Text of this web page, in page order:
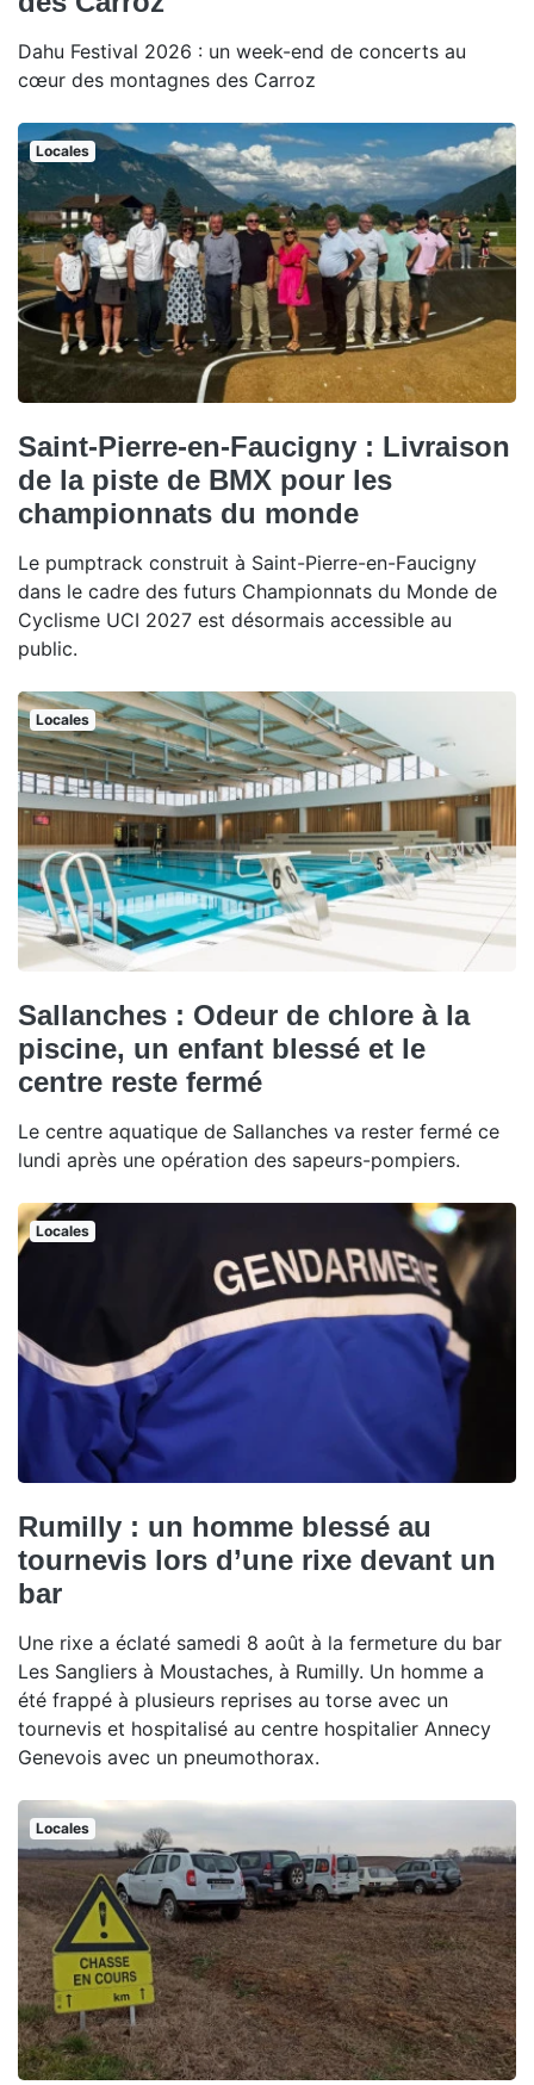
Dahu Festival 2026 : un week-end de concerts au
cœur des montagnes des Carroz
Locales
Saint-Pierre-en-Faucigny : Livraison
de la piste de BMX pour les
championnats du monde
Le pumptrack construit à Saint-Pierre-en-Faucigny
dans le cadre des futurs Championnats du Monde de
Cyclisme UCI 2027 est désormais accessible au
public.
Locales
Sallanches : Odeur de chlore à la
piscine, un enfant blessé et le
centre reste fermé
Le centre aquatique de Sallanches va rester fermé ce
lundi après une opération des sapeurs-pompiers.
Locales
Rumilly : un homme blessé au
tournevis lors d’une rixe devant un
bar
Une rixe a éclaté samedi 8 août à la fermeture du bar
Les Sangliers à Moustaches, à Rumilly. Un homme a
été frappé à plusieurs reprises au torse avec un
tournevis et hospitalisé au centre hospitalier Annecy
Genevois avec un pneumothorax.
Locales